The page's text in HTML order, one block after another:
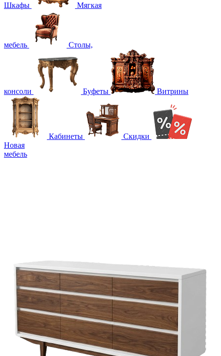
Шкафы Мягкая
мебель Столы,
консоли Буфеты Витрины
Кабинеты
Скидки
Новая
мебель